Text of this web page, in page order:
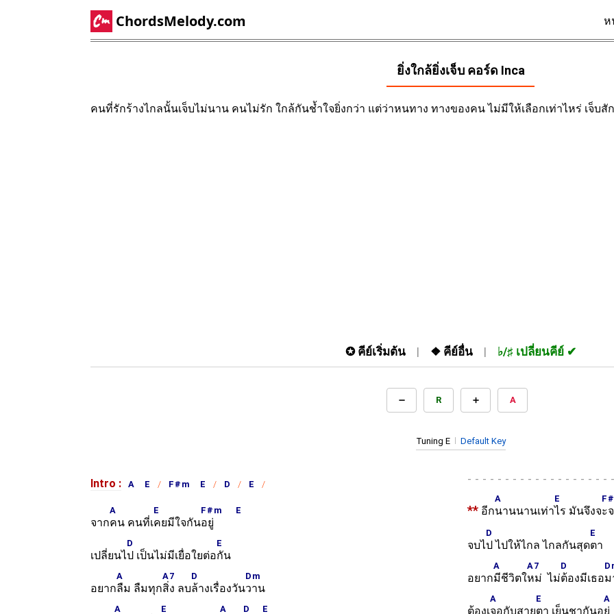
ChordsMelody.com ห
ยิ่งใกล้ยิ่งเจ็บ คอร์ด Inca
คนที่รักร้างไกลนั้นเจ็บไม่นาน คนไม่รัก ใกล้กันช้ำใจยิ่งกว่า แต่ว่าหนทาง ทางของคน ไม่มีให้เลือกเท่าไหร่ เจ็บสัก
✪ คีย์เริ่มต้น ❖ คีย์อื่น ♭/♯ เปลี่ยนคีย์
R A
Tuning E Default Key
Intro : A E F#m E D E
จาก
A
คน คนที่เ
E
คยมีใจกัน
F#m
อยู่
E
เปลี่ยนไ
D
ป เป็นไม่มีเยื่อใยต่อ
E
กัน
อยาก
A
ลืม ลืมทุก
A7
สิ่ง ลบ
D
ล้างเรื่องวัน
Dm
วาน
A E A D E
-
** อีก
A
นานนานเท่า
E
ไร มันจึงจะ
จบไ
D
ป ไปให้ไกล ไกลกันสุด
E
ตา
อยาก
A
มีชีวิตใ
A7
หม่ ไม่
D
ต้องมีเธอม
ต้องเ
A
จอกับสาย
E
ตา เย็นชากันอ
A
ยู่